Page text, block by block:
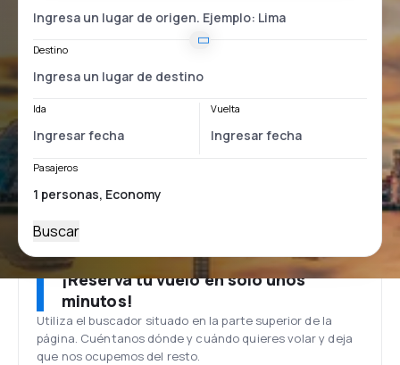
Destino
Ida Vuelta
Pasajeros
Buscar
¡Reserva tu vuelo en solo unos
minutos!
Utiliza el buscador situado en la parte superior de la
página. Cuéntanos dónde y cuándo quieres volar y deja
que nos ocupemos del resto.